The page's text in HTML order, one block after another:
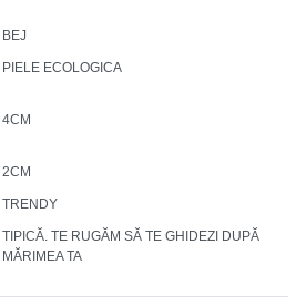
BEJ
PIELE ECOLOGICA
4CM
2CM
TRENDY
TIPICĂ. TE RUGĂM SĂ TE GHIDEZI DUPĂ
MĂRIMEA TA